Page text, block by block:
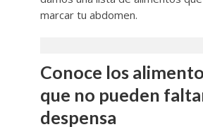
marcar tu abdomen.
Conoce los
que no pueden
despensa